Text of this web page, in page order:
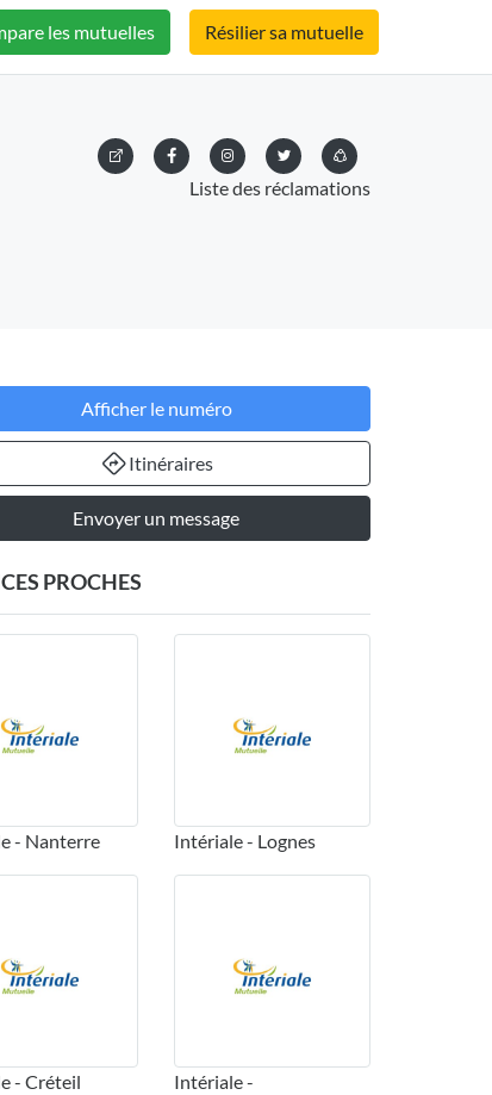
les mutuelles Résilier sa mutuelle
Liste des réclamations
Afficher le numéro
Itinéraires
Envoyer un message
PROCHES
- Nanterre Intériale - Lognes
- Créteil
Intériale -